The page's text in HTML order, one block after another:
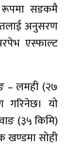
रूपमा सडकमै
अनुसरण
एस्फाल्ट
– लमही (२७
गरिनेछ। यो
(३५ किमि)
खण्डमा सोही